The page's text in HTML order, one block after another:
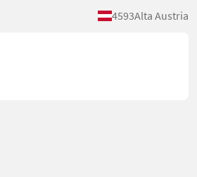
4593Alta Austria